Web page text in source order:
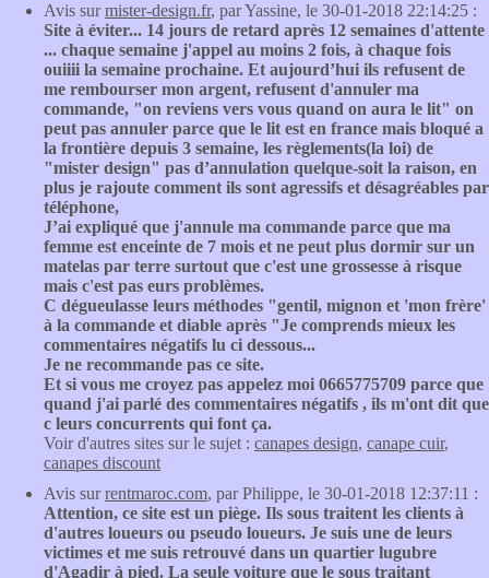
Avis surmister-design.fr, par Yassine, le 30-01-2018 22:14:25 :
Site à éviter... 14 jours de retard après 12 semaines d'attente
... chaque semaine j'appel au moins 2 fois, à chaque fois
ouiiii la semaine prochaine. Et aujourd’hui ils refusent de
me rembourser mon argent, refusent d'annuler ma
commande, "on reviens vers vous quand on aura le lit" on
peut pas annuler parce que le lit est en france mais bloqué a
la frontière depuis 3 semaine, les règlements(la loi) de
"mister design" pas d’annulation quelque-soit la raison, en
plus je rajoute comment ils sont agressifs et désagréables par
téléphone,
J’ai expliqué que j'annule ma commande parce que ma
femme est enceinte de 7 mois et ne peut plus dormir sur un
matelas par terre surtout que c'est une grossesse à risque
mais c'est pas eurs problèmes.
C dégueulasse leurs méthodes "gentil, mignon et 'mon frère'
à la commande et diable après "Je comprends mieux les
commentaires négatifs lu ci dessous...
Je ne recommande pas ce site.
Et si vous me croyez pas appelez moi 0665775709 parce que
quand j'ai parlé des commentaires négatifs , ils m'ont dit que
c leurs concurrents qui font ça.
Voir d'autres sites sur le sujet : canapes design, canape cuir,
canapes discount
Avis surrentmaroc.com, par Philippe, le 30-01-2018 12:37:11 :
Attention, ce site est un piège. Ils sous traitent les clients à
d'autres loueurs ou pseudo loueurs. Je suis une de leurs
victimes et me suis retrouvé dans un quartier lugubre
d'Agadir à pied. La seule voiture que le sous traitant